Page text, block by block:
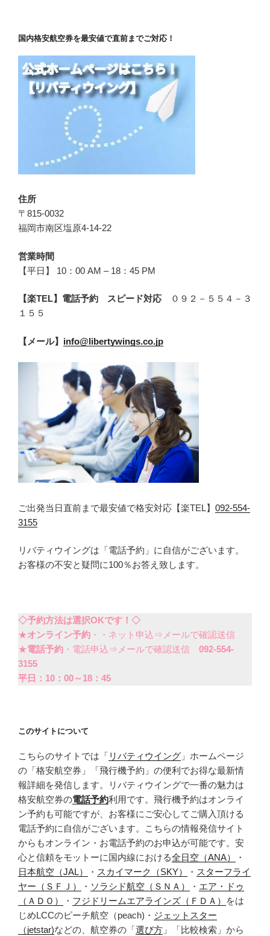
国内格安航空券を最安値で直前までご対応！
住所
〒815-0032
福岡市南区塩原4-14-22
営業時間
【平日】 10：00 AM – 18：45 PM
【楽TEL】電話予約 スピード対応
０９２－５５４－３
１５５
【メール】 info@libertywings.co.jp
ご出発当日直前まで最安値で格安対応【楽TEL】 092-554-
3155
リバティウイングは「電話予約」に自信がございます。
お客様の不安と疑問に100％お答え致します。
◇予約方法は選択OKです！◇
★オンライン予約 ・・ネット申込⇒メールで確認送信
★電話予約 ・電話申込⇒メールで確認送信 092-554-
3155
平日：10：00～18：45
このサイトについて
こちらのサイトでは「 リバティウイング 」ホームページ
の「格安航空券」「飛行機予約」の便利でお得な最新情
報詳細を発信します。リバティウイングで一番の魅力は
格安航空券の電話予約利用です。飛行機予約はオンライ
ン予約も可能ですが、お客様にご安心してご購入頂ける
電話予約に自信がございます。こちらの情報発信サイト
からもオンライン・お電話予約のお申込が可能です。安
心と信頼をモットーに国内線における全日空（ANA）
・
日本航空（JAL）
・ スカイマーク（SKY） ・ スターフライ
ヤー（ＳＦＪ）
・ ソラシド航空（ＳＮＡ） ・ エア・ドゥ
（ＡＤＯ）
・ フジドリームエアラインズ（ＦＤＡ）
をは
じめLCCのピーチ航空（peach)・ ジェットスター
（jetstar)などの、航空券の「選び方 」「比較検索」から